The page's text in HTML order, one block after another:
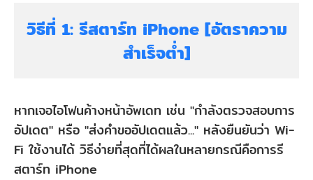
วิธีที่ 1: รีสตาร์ท iPhone [อัตราความ
สำเร็จต่ำ]
หากเจอไอโฟนค้างหน้าอัพเดท เช่น "กำลังตรวจสอบการ
อัปเดต" หรือ "ส่งคำขออัปเดตแล้ว..." หลังยืนยันว่า Wi-
Fi ใช้งานได้ วิธีง่ายที่สุดที่ได้ผลในหลายกรณีคือการรี
สตาร์ท iPhone